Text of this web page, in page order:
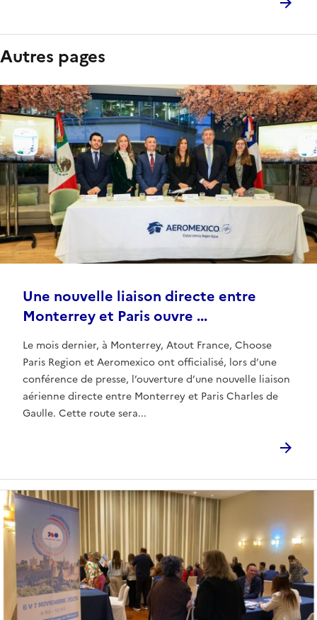
Autres pages
Une nouvelle liaison directe entre
Monterrey et Paris ouvre ...
Le mois dernier, à Monterrey, Atout France, Choose
Paris Region et Aeromexico ont officialisé, lors d’une
conférence de presse, l’ouverture d’une nouvelle liaison
aérienne directe entre Monterrey et Paris Charles de
Gaulle. Cette route sera...